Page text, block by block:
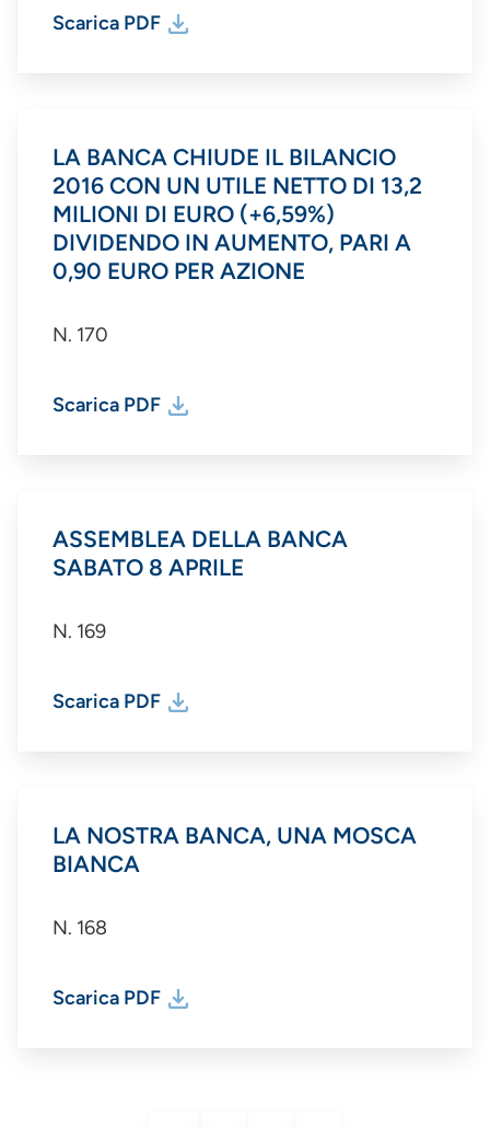
Scarica PDF
LA BANCA CHIUDE IL BILANCIO
2016 CON UN UTILE NETTO DI 13,2
MILIONI DI EURO (+6,59%)
DIVIDENDO IN AUMENTO, PARI A
0,90 EURO PER AZIONE
N. 170
Scarica PDF
ASSEMBLEA DELLA BANCA
SABATO 8 APRILE
N. 169
Scarica PDF
LA NOSTRA BANCA, UNA MOSCA
BIANCA
N. 168
Scarica PDF